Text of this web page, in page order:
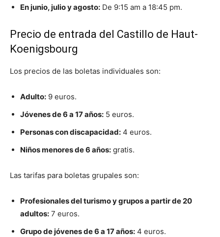
En junio, julio y agosto: De 9:15 am a 18:45 pm.
Precio de entrada del Castillo de Haut-
Koenigsbourg
Los precios de las boletas individuales son:
Adulto: 9 euros.
Jóvenes de 6 a 17 años: 5 euros.
Personas con discapacidad: 4 euros.
Niños menores de 6 años: gratis.
Las tarifas para boletas grupales son:
Profesionales del turismo y grupos a partir de 20
adultos: 7 euros.
Grupo de jóvenes de 6 a 17 años: 4 euros.